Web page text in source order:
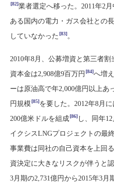
[82]業者選定へ移った。2011年2
ある国内の電力・ガス会社との
していなかった [83]。
2010年8月、公募増資と第三者割
資本金は2,908億9百万円 [84]へ増
ーは原油高で年2,000億円以上あ
円規模[85]を要した。2012年8月
200億米ドルを組成[86] し、同年
イクシスLNGプロジェクトの最
事業費は同社の自己資本を上回
資決定に大きなリスクが伴うと
3月期の2,731億円から2015年3月